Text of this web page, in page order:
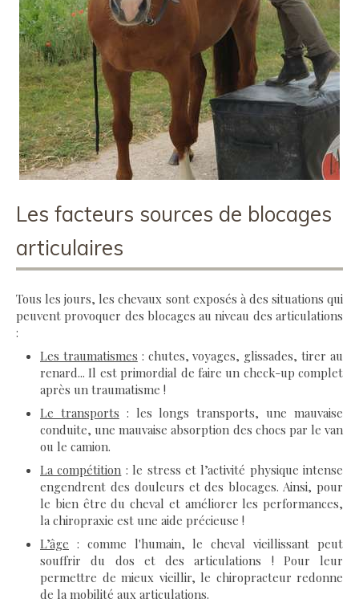
Les facteurs sources de blocages
articulaires
Tous les jours, les chevaux sont exposés à des situations qui
peuvent provoquer des blocages au niveau des articulations
:
Les traumatismes : chutes, voyages, glissades, tirer au
renard... Il est primordial de faire un check-up complet
après un traumatisme !
Le transports : les longs transports, une mauvaise
conduite, une mauvaise absorption des chocs par le van
ou le camion.
La compétition : le stress et l’activité physique intense
engendrent des douleurs et des blocages. Ainsi, pour
le bien être du cheval et améliorer les performances,
la chiropraxie est une aide précieuse !
L’âge : comme l'humain, le cheval vieillissant peut
souffrir du dos et des articulations ! Pour leur
permettre de mieux vieillir, le chiropracteur redonne
de la mobilité aux articulations.